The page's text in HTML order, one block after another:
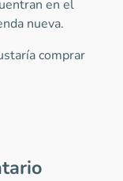
en el
nueva.
comprar